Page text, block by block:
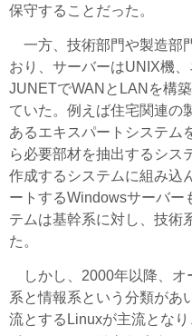
保守することだった。
一方、技術部門や製造部
おり、サーバーはUNIX機
JUNETでWANとLANを構
ていた。例えば住宅関連の
あるエキスパートシステム
ら必要部材を抽出するシス
作成するシステムに組み込
ートするWindowsサーバー
テムは基幹系に対し、技術
た。
しかし、2000年以降、オ
系と情報系という分類があ
流とするLinuxが主流とな